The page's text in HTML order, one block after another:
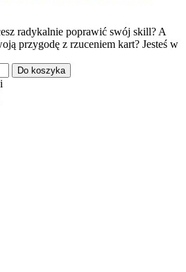
radykalnie poprawić swój skill? A
przygodę z rzuceniem kart? Jesteś w
Do koszyka